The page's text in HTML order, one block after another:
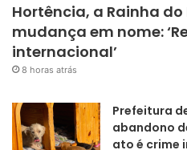
Hortência, a Rainha
mudança em nome:
internacional’
8 horas atrás
Prefeitura
abandono
ato é crime